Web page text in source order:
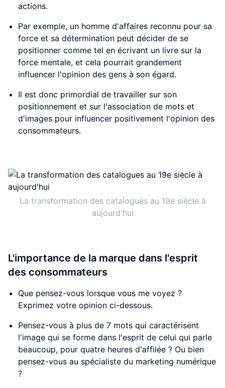
actions.
Par exemple, un homme d'affaires reconnu pour sa
force et sa détermination peut décider de se
positionner comme tel en écrivant un livre sur la
force mentale, et cela pourrait grandement
influencer l'opinion des gens à son égard.
Il est donc primordial de travailler sur son
positionnement et sur l'association de mots et
d'images pour influencer positivement l'opinion des
consommateurs.
La transformation des catalogues au 19e siècle à
aujourd'hui
L'importance de la marque dans l'esprit
des consommateurs
Que pensez-vous lorsque vous me voyez ?
Exprimez votre opinion ci-dessous.
Pensez-vous à plus de 7 mots qui caractérisent
l'image qui se forme dans l'esprit de celui qui parle
beaucoup, pour quatre heures d'affilée ? Ou bien
pensez-vous au spécialiste du marketing numérique
?